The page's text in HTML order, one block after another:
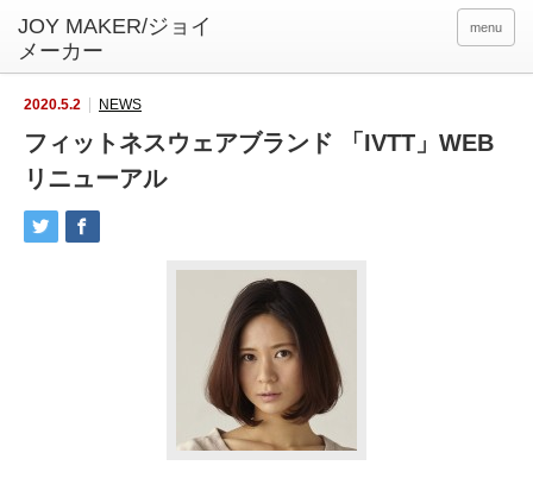
menu
2020.5.2 NEWS
フィットネスウェアブランド 「IVTT」WEB
リニューアル